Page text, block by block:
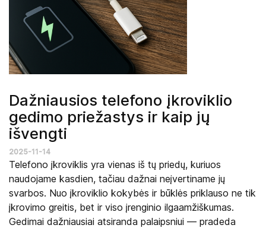
Dažniausios telefono įkroviklio
gedimo priežastys ir kaip jų
išvengti
2025-11-14
Telefono įkroviklis yra vienas iš tų priedų, kuriuos
naudojame kasdien, tačiau dažnai neįvertiname jų
svarbos. Nuo įkroviklio kokybės ir būklės priklauso ne tik
įkrovimo greitis, bet ir viso įrenginio ilgaamžiškumas.
Gedimai dažniausiai atsiranda palaipsniui — pradeda